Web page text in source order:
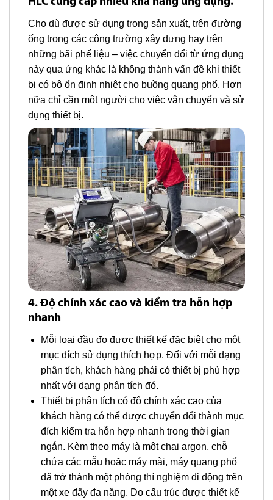
HLC cung cấp nhiều khả năng ứng dụng.
Cho dù được sử dụng trong sản xuất, trên đường
ống trong các công trường xây dựng hay trên
những bãi phế liệu – việc chuyển đổi từ ứng dụng
này qua ứng khác là không thành vấn đề khi thiết
bị có bộ ổn định nhiệt cho buồng quang phổ. Hơn
nữa chỉ cần một người cho việc vận chuyển và sử
dụng thiết bị.
4. Độ chính xác cao và kiểm tra hỗn hợp
nhanh
Mỗi loại đầu đo được thiết kế đặc biệt cho một
mục đích sử dụng thích hợp. Đối với mỗi dạng
phân tích, khách hàng phải có thiết bị phù hợp
nhất với dạng phân tích đó.
Thiết bị phân tích có độ chính xác cao của
khách hàng có thể được chuyển đổi thành mục
đích kiểm tra hỗn hợp nhanh trong thời gian
ngắn. Kèm theo máy là một chai argon, chỗ
chứa các mẫu hoặc máy mài, máy quang phổ
đã trở thành một phòng thí nghiệm di động trên
một xe đẩy đa năng. Do cấu trúc được thiết kế